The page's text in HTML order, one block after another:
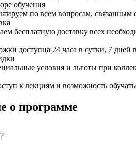
обучения
по всем вопросам,
бесплатную доставку всех
доступна 24 часа в сутки, 7 дней
условия и льготы при
к лекциям и возможность
о программе